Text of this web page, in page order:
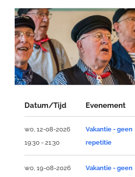
Datum/Tijd Evenement
wo, 12-08-2026
19:30 - 21:30
Vakantie - geen
repetitie
wo, 19-08-2026
Vakantie - geen